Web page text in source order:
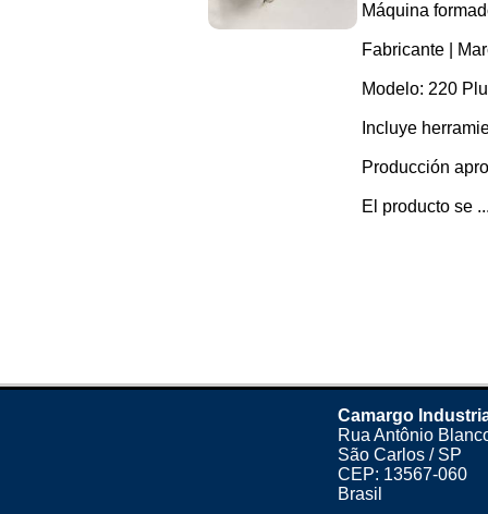
Máquina
Fabricante |
Modelo: 220
Incluye
Producción
El producto se
Camargo
Rua Antônio
São Carlos / SP
CEP: 13567-060
Brasil